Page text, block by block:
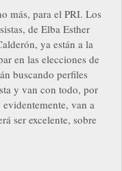
más, para el PRI. Los
de Elba Esther
ya están a la
en las elecciones de
buscando perfiles
y van con todo, por
van a
ser excelente, sobre